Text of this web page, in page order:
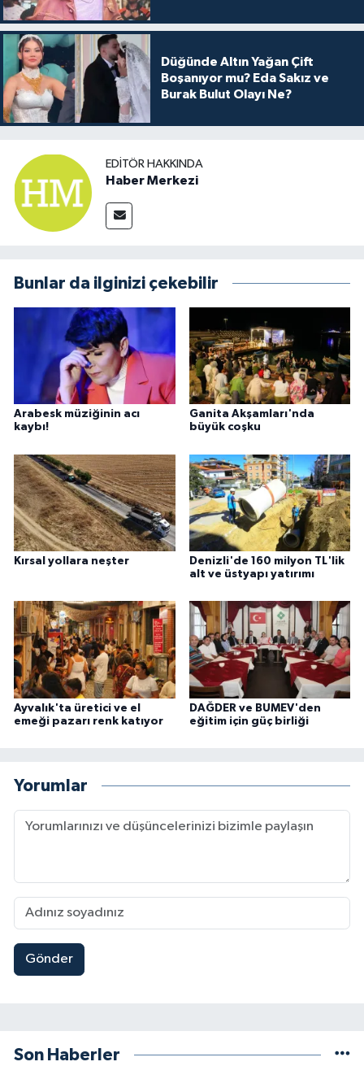
Düğünde Altın Yağan Çift
Boşanıyor mu? Eda Sakız ve
Burak Bulut Olayı Ne?
EDITÖR HAKKINDA
Haber Merkezi
Bunlar da ilginizi çekebilir
Arabesk müziğinin acı
kaybı!
Ganita Akşamları'nda
büyük coşku
Kırsal yollara neşter
Denizli'de 160 milyon TL'lik
alt ve üstyapı yatırımı
Ayvalık'ta üretici ve el
emeği pazarı renk katıyor
DAĞDER ve BUMEV'den
eğitim için güç birliği
Yorumlar
Gönder
Son Haberler